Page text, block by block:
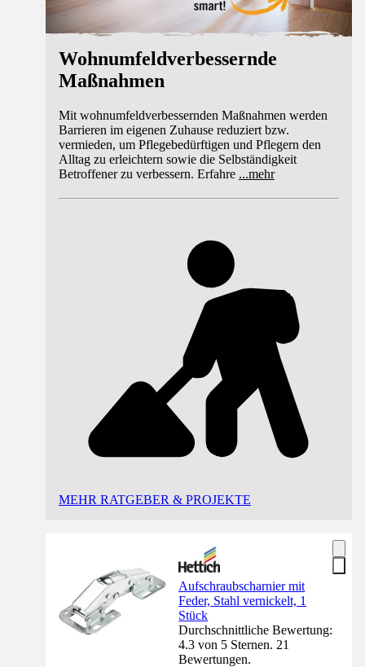
Wohnumfeldverbessernde
Maßnahmen
Mit wohnumfeldverbessernden Maßnahmen werden
Barrieren im eigenen Zuhause reduziert bzw.
vermieden, um Pflegebedürftigen und Pflegern den
Alltag zu erleichtern sowie die Selbständigkeit
Betroffener zu verbessern. Erfahre ...mehr
MEHR RATGEBER & PROJEKTE
Aufschraubscharnier mit
Feder, Stahl vernickelt, 1
Stück
Durchschnittliche Bewertung:
4.3 von 5 Sternen. 21
Bewertungen.